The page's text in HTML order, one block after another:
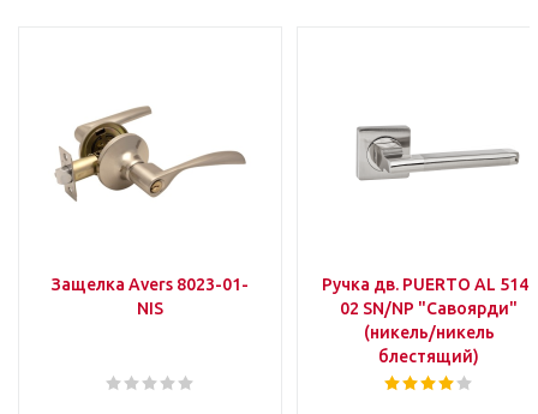
Защелка Avers 8023-01-
NIS
Ручка дв. PUERTO AL 514-
02 SN/NP "Савоярди"
(никель/никель
блестящий)